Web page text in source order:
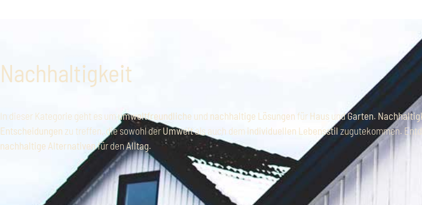
Nachhaltigkeit
In dieser Kategorie geht es um umweltfreundliche und nachhaltige Lösungen für Haus undGarten.
Entscheidungen zu treffen, die sowohl derUmweltals auch dem individuellen Lebensstilzugutekommen.
nachhaltige Alternativenfür denAlltag.